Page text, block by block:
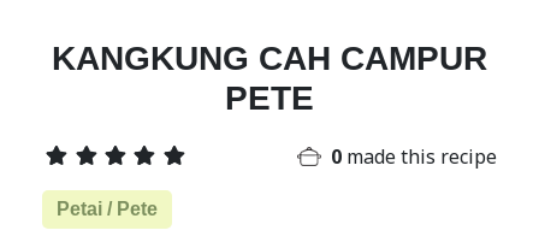
KANGKUNG CAH CAMPUR
PETE
0 made this recipe
Petai / Pete